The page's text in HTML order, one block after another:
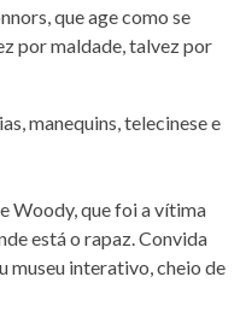
que age como se
por maldade, talvez por
Woody, que foi a vítima
está o rapaz. Convida
museu interativo, cheio de